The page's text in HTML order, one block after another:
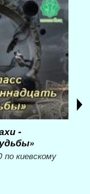
-
киевскому